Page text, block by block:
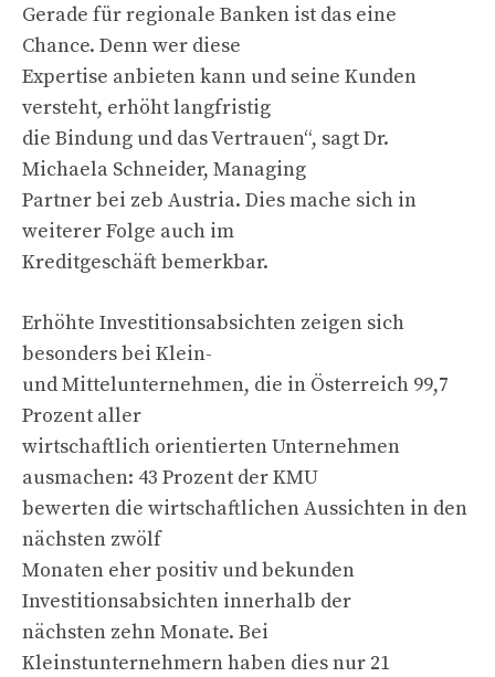
Gerade für regionale Banken ist das eine
Chance. Denn wer diese
Expertise anbieten kann und seine Kunden
versteht, erhöht langfristig
die Bindung und das Vertrauen“, sagt Dr.
Michaela Schneider, Managing
Partner bei zeb Austria. Dies mache sich in
weiterer Folge auch im
Kreditgeschäft bemerkbar.
Erhöhte Investitionsabsichten zeigen sich
besonders bei Klein-
und Mittelunternehmen, die in Österreich 99,7
Prozent aller
wirtschaftlich orientierten Unternehmen
ausmachen: 43 Prozent der KMU
bewerten die wirtschaftlichen Aussichten in den
nächsten zwölf
Monaten eher positiv und bekunden
Investitionsabsichten innerhalb der
nächsten zehn Monate. Bei
Kleinstunternehmern haben dies nur 21